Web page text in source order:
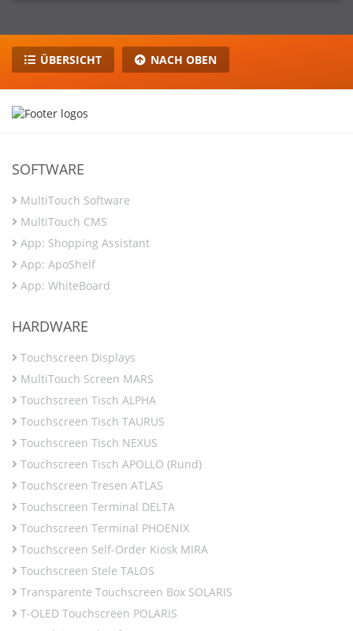
ÜBERSICHT NACH OBEN
SOFTWARE
MultiTouch Software
MultiTouch CMS
App: Shopping Assistant
App: ApoShelf
App: WhiteBoard
HARDWARE
Touchscreen Displays
MultiTouch Screen MARS
Touchscreen Tisch ALPHA
Touchscreen Tisch TAURUS
Touchscreen Tisch NEXUS
Touchscreen Tisch APOLLO (Rund)
Touchscreen Tresen ATLAS
Touchscreen Terminal DELTA
Touchscreen Terminal PHOENIX
Touchscreen Self-Order Kiosk MIRA
Touchscreen Stele TALOS
Transparente Touchscreen Box SOLARIS
T-OLED Touchscreen POLARIS